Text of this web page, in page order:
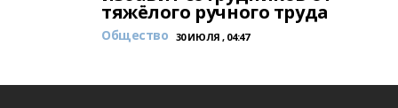
тяжёлого ручного труда
Общество 30 ИЮЛЯ , 04:47